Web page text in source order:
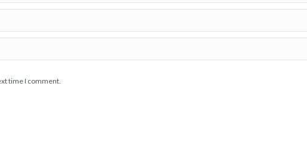
time I comment.